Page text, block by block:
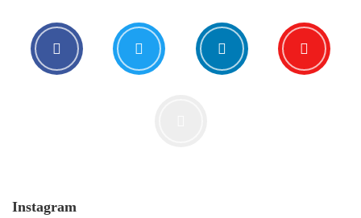
Instagram